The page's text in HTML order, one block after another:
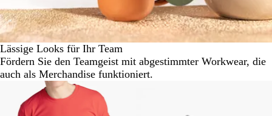
Lässige Looks für Ihr Team
Fördern Sie den Teamgeist mit abgestimmter Workwear, die
auch als Merchandise funktioniert.